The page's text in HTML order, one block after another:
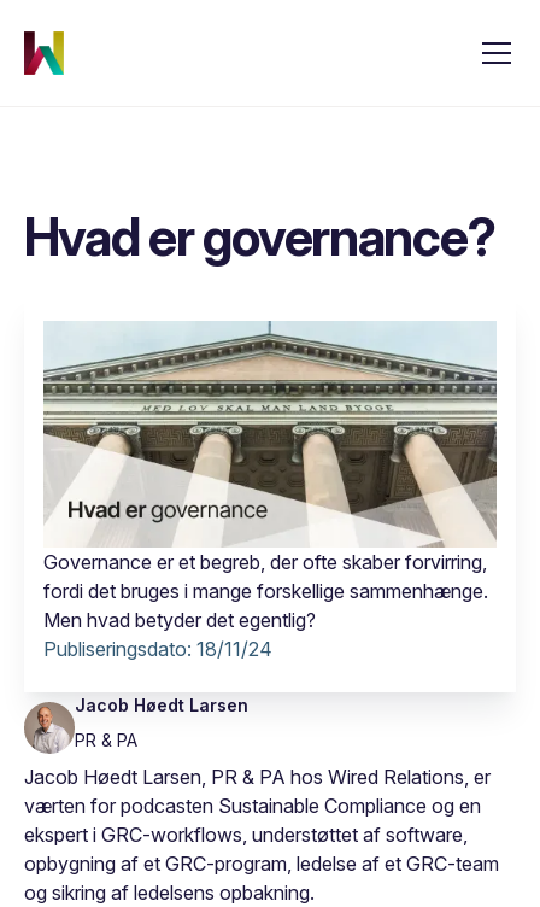
Hvad er governance?
Governance er et begreb, der ofte skaber forvirring,
fordi det bruges i mange forskellige sammenhænge.
Men hvad betyder det egentlig?
Publiseringsdato: 18/11/24
Jacob Høedt Larsen
PR & PA
Jacob Høedt Larsen, PR & PA hos Wired Relations, er
værten for podcasten Sustainable Compliance og en
ekspert i GRC-workflows, understøttet af software,
opbygning af et GRC-program, ledelse af et GRC-team
og sikring af ledelsens opbakning.